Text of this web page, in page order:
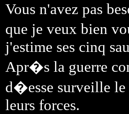
Vous n'avez pas
que je veux bien
j'estime ses cinq
Apr�s la guerre
d�esse surveille le
leurs forces.